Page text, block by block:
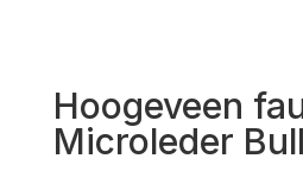
Hoogeveen
Microleder Bull